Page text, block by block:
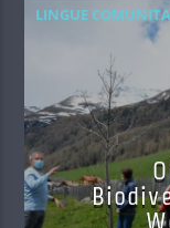
LINGUE